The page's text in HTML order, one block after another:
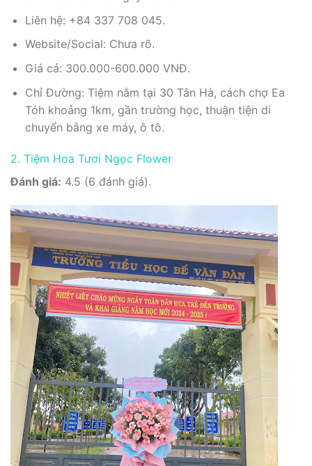
Liên hệ: +84 337 708 045.
Website/Social: Chưa rõ.
Giá cả: 300.000-600.000 VNĐ.
Chỉ Đường: Tiệm nằm tại 30 Tân Hà, cách chợ Ea
Tóh khoảng 1km, gần trường học, thuận tiện di
chuyển bằng xe máy, ô tô.
2. Tiệm Hoa Tươi Ngọc Flower
Đánh giá: 4.5 (6 đánh giá).